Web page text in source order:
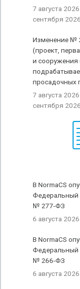
7 августа 2026
сентября 2026
Изменение №
(проект,
и сооружения
просадочных
7 августа 2026
сентября 2026
В NormaCS
Федеральный
№ 277-ФЗ
6 августа 2026
В NormaCS
Федеральный
№ 266-ФЗ
6 августа 2026